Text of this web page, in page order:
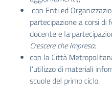
con Enti ed
partecipazione a corsi di
docente e la
Crescere che Impresa;
con la Città
l’utilizzo di materiali
scuole del primo ciclo.